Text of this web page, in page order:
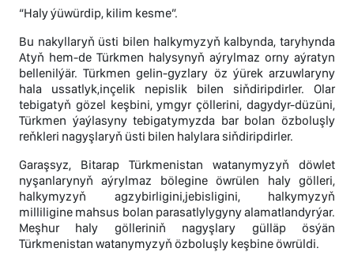
“Haly ýüwürdip, kilim kesme”.
Bu nakyllaryň üsti bilen halkymyzyň kalbynda, taryhynda
Atyň hem-de Türkmen halysynyň aýrylmaz orny aýratyn
bellenilýär. Türkmen gelin-gyzlary öz ýürek arzuwlaryny
hala ussatlyk,inçelik nepislik bilen siňdiripdirler. Olar
tebigatyň gözel keşbini, ymgyr çöllerini, dagydyr-düzüni,
Türkmen ýaýlasyny tebigatymyzda bar bolan özboluşly
reňkleri nagyşlaryň üsti bilen halylara siňdiripdirler.
Garaşsyz, Bitarap Türkmenistan watanymyzyň döwlet
nyşanlarynyň aýrylmaz bölegine öwrülen haly gölleri,
halkymyzyň agzybirligini,jebisligini, halkymyzyň
milliligine mahsus bolan parasatlylygyny alamatlandyrýar.
Meşhur haly gölleriniň nagyşlary gülläp ösýän
Türkmenistan watanymyzyň özboluşly keşbine öwrüldi.